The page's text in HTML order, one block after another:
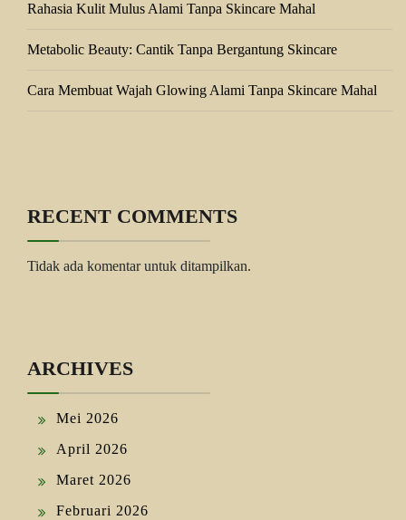
Rahasia Kulit Mulus Alami Tanpa Skincare Mahal
Metabolic Beauty: Cantik Tanpa Bergantung Skincare
Cara Membuat Wajah Glowing Alami Tanpa Skincare Mahal
RECENT COMMENTS
Tidak ada komentar untuk ditampilkan.
ARCHIVES
Mei 2026
April 2026
Maret 2026
Februari 2026